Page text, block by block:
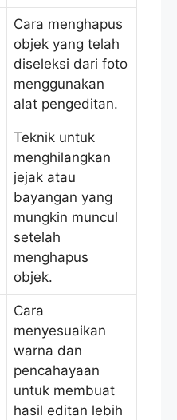
Cara menghapus
objek yang telah
diseleksi dari foto
menggunakan
alat pengeditan.
Teknik untuk
menghilangkan
jejak atau
bayangan yang
mungkin muncul
setelah
menghapus
objek.
Cara
menyesuaikan
warna dan
pencahayaan
untuk membuat
hasil editan lebih